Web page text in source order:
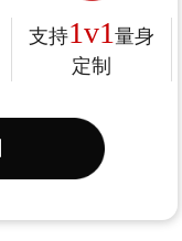
支持1v1 量身
定制